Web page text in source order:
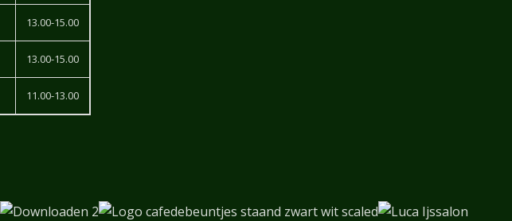
13.00-15.00
13.00-15.00
11.00-13.00